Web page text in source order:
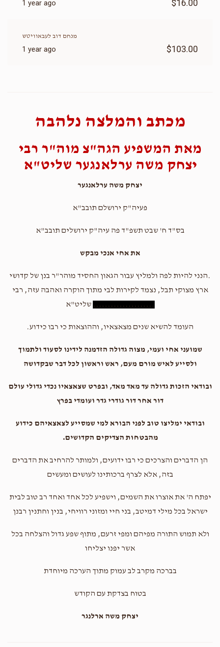
1 year ago $16.00
מנחם דוב לעבאוויטש
1 year ago $103.00
מכתב והמלצה נלהבה
מאת המשפיע הגה"צ מוה"ר רבי
יצחק משה ערלאנגער שליט"א
יצחק משה ערלאנגער
פעיה"ק ירושלם תובב"א
בס"ד ח' שבט תשפ"ד פה עיה"ק ירושלים תובב"א
את אחי אנכי מבקש
.הנני להיות לפה ולמליץ עבור הגאון החסיד מוהר"ר בנן של קדושי
ארץ מצוקי תבל, נצמד לקירות לבי מתוך הוקרה ואהבה עזה, רבי
..................... שליט"א
העומד להשיא שנים מצאצאיו, וההוצאות כי רבו כידוע.
שמועני אחי ועמי, מצוה גדולה הזדמנה לידינו לסעוד ולתמוך
ולסייע לאיש מורם מעם, ראש וראשון לכל דבר שבקדושה
ובודאי הזכות גדולה עד מאד מאד, ובפרט שצאצאיו נכדי גדולי עולם
דור אחר דור גודרי גדר ועומדי בפרץ
ובודאי ימליצו טוב לפני הבורא למי שמסייע לצאצאיהם כידוע
מהבטחות הצדיקים הקדושים.
הן הדברים והצרכים כי רבו ידועים, ולמותר להרחיב את הדברים
בזה, אלא לצרף ברכותינו לעושים ומעשים
יפתח ה' את אוצרו את השמים, וישפיע לכל אחד ואחד רב טוב לבית
ישראל בכל מילי דמיטב, בני חיי ומזוני רוויחי, בנין וחתנין רבנן
ולא תמוש התורה מפיהם ומפי זרעם, מתוף שפע גדול והצלחה בכל
אשר יפנו יצליחו
בברכה מקרב לב עמוק מתוך הערכה מיוחדת
בטוח בצדקת עם הקודש
יצחק משה ארלנגר